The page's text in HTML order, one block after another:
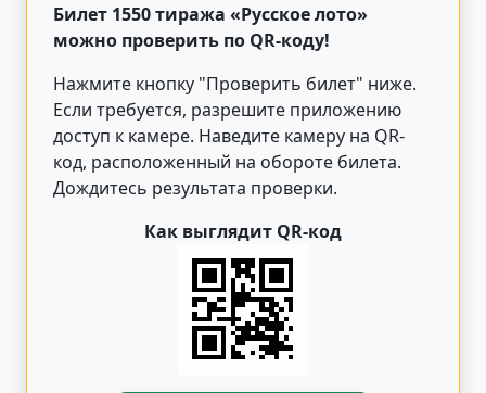
Билет 1550 тиража «Русское лото»
можно проверить по QR-коду!
Нажмите кнопку "Проверить билет" ниже.
Если требуется, разрешите приложению
доступ к камере. Наведите камеру на QR-
код, расположенный на обороте билета.
Дождитесь результата проверки.
Как выглядит QR-код